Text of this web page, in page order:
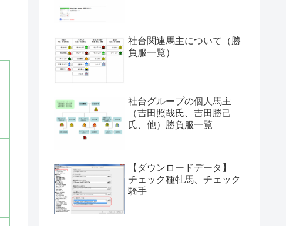
社台関連馬主について（勝
負服一覧）
社台グループの個人馬主
（吉田照哉氏、吉田勝己
氏、他）勝負服一覧
【ダウンロードデータ】
チェック種牡馬、チェック
騎手